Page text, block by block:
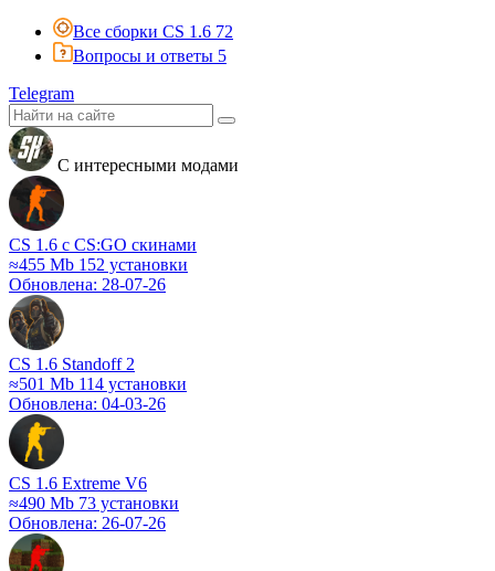
Все сборки CS 1.6 72
Вопросы и ответы 5
Telegram
C интересными модами
CS 1.6 с CS:GO скинами
≈455 Mb 152 установки
Обновлена: 28-07-26
CS 1.6 Standoff 2
≈501 Mb 114 установки
Обновлена: 04-03-26
CS 1.6 Extreme V6
≈490 Mb 73 установки
Обновлена: 26-07-26